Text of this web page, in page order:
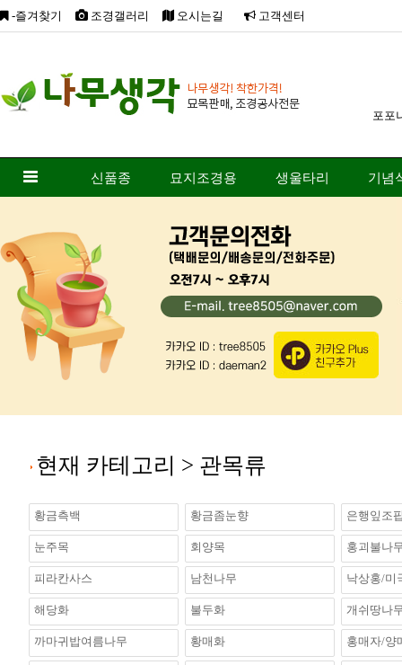
-즐겨찾기 조경갤러리 오시는길 고객센터
포포
신품종 묘지조경용 생울타리 기념
현재 카테고리 > 관목류
황금측백 황금좀눈향 은행잎조
눈주목 회양목 홍괴불나
피라칸사스 남천나무 낙상홍/미
해당화 불두화 개쉬땅나
까마귀밥여름나무 황매화 홍매자/양